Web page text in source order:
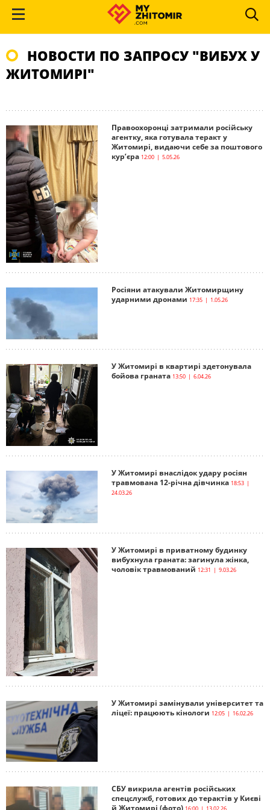
НОВОСТИ ПО ЗАПРОСУ "ВИБУХ У
ЖИТОМИРІ"
Правоохоронці затримали російську
агентку, яка готувала теракт у
Житомирі, видаючи себе за поштового
кур’єра 12:00 | 5.05.26
Росіяни атакували Житомирщину
ударними дронами 17:35 | 1.05.26
У Житомирі в квартирі здетонувала
бойова граната 13:50 | 6.04.26
У Житомирі внаслідок удару росіян
травмована 12-річна дівчинка 18:53 |
24.03.26
У Житомирі в приватному будинку
вибухнула граната: загинула жінка,
чоловік травмований 12:31 | 9.03.26
У Житомирі замінували університет та
ліцеї: працюють кінологи 12:05 | 16.02.26
СБУ викрила агентів російських
спецслужб, готових до терактів у Києві
й Житомирі (фото) 16:00 | 13.02.26